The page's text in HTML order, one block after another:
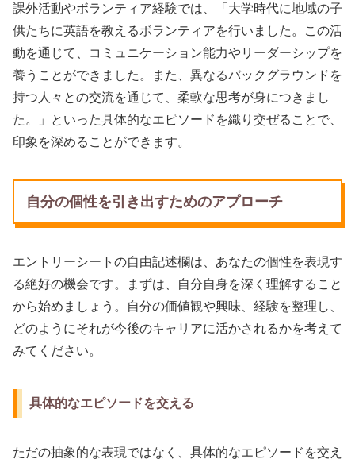
課外活動やボランティア経験では、「大学時代に地域の子
供たちに英語を教えるボランティアを行いました。この活
動を通じて、コミュニケーション能力やリーダーシップを
養うことができました。また、異なるバックグラウンドを
持つ人々との交流を通じて、柔軟な思考が身につきまし
た。」といった具体的なエピソードを織り交ぜることで、
印象を深めることができます。
自分の個性を引き出すためのアプローチ
エントリーシートの自由記述欄は、あなたの個性を表現す
る絶好の機会です。まずは、自分自身を深く理解すること
から始めましょう。自分の価値観や興味、経験を整理し、
どのようにそれが今後のキャリアに活かされるかを考えて
みてください。
具体的なエピソードを交える
ただの抽象的な表現ではなく、具体的なエピソードを交え